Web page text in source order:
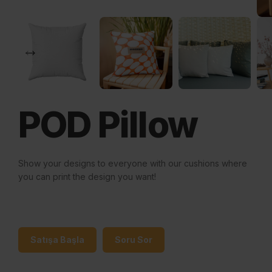
POD Pillow
Show your designs to everyone with our cushions where
you can print the design you want!
Satışa Başla Soru Sor